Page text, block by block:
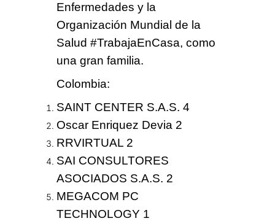
Enfermedades y la
Organización Mundial de la
Salud #TrabajaEnCasa, como
una gran familia.
Colombia:
SAINT CENTER S.A.S. 4
Oscar Enriquez Devia 2
RRVIRTUAL 2
SAI CONSULTORES
ASOCIADOS S.A.S. 2
MEGACOM PC
TECHNOLOGY 1